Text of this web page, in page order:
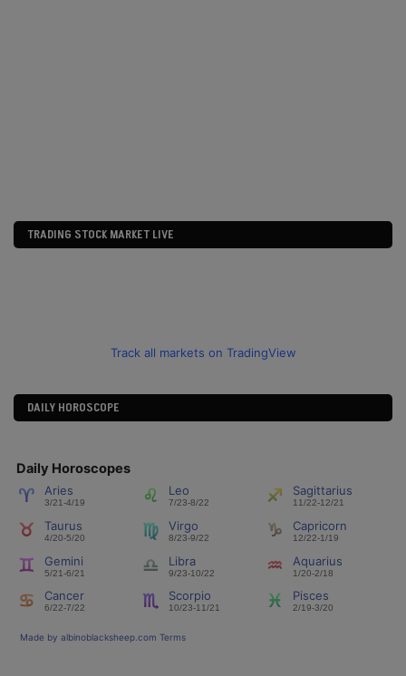
TRADING STOCK MARKET LIVE
Track all markets on TradingView
DAILY HOROSCOPE